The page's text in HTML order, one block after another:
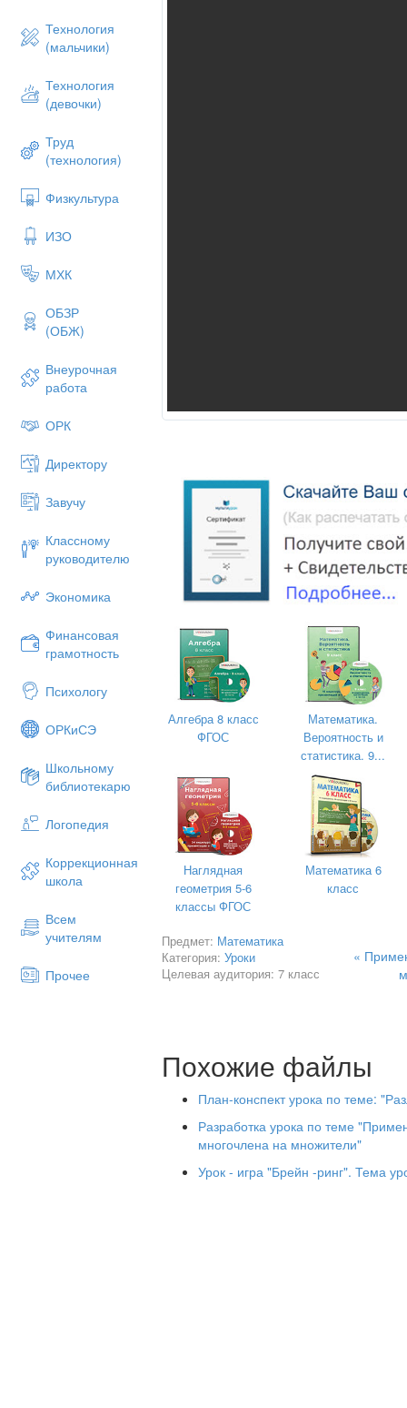
Технология
(мальчики)
Технология
(девочки)
Труд
(технология)
Физкультура
ИЗО
МХК
ОБЗР
(ОБЖ)
Внеурочная
работа
ОРК
Директору
Завучу
Классному
руководителю
Экономика
Финансовая
грамотность
Психологу
ОРКиСЭ
Школьному
библиотекарю
Логопедия
Коррекционная
школа
Всем
учителям
Прочее
2. Проверить, не является ли
3. Если это трёхчлен, то проверить,
Рассмотрим следующие примеры.
Разложить на множители выражение:
1. .
Итак, в этом примере мы сначала
воспользовались формулой квадрата
Как видим, при выполнении этого
ориентира.
V. Решение упражнений.
1.Разложить на множители
а).
2.Какое наименьшее
а). при выражение
Алгебра 8 класс
ФГОС
Математика.
Вероятность и
статистика. 9...
Наглядная
геометрия 5-6
классы ФГОС
Математика 6
класс
Предмет: Математика
Категория:Уроки
Целевая аудитория: 7 класс
«
Похожие файлы
План-конспект урока по теме:
Разработка урока по теме
многочлена на множители"
Урок - игра "Брейн -ринг". Тема